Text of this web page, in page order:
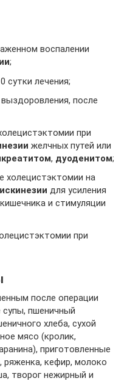
воспалении
;
сутки лечения;
после
при
желчных путей или
, дуоденитом;
холецистэктомии на
для усиления
и стимуляции
при
после операции
пшеничный
хлеба, сухой
мясо (кролик,
приготовленные
ряженка, кефир, молоко
творог нежирный и